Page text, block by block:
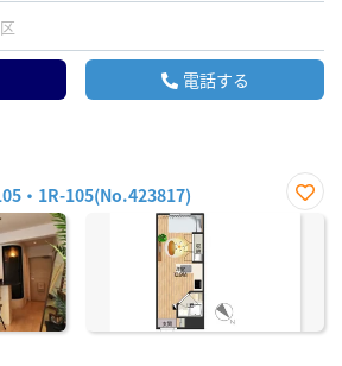
電話する
・1R-105(No.423817)
お気